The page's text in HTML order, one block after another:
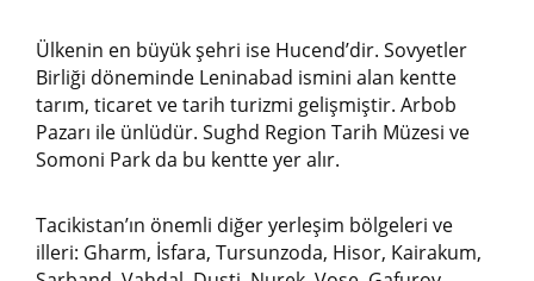
Ülkenin en büyük şehri ise Hucend’dir. Sovyetler
Birliği döneminde Leninabad ismini alan kentte
tarım, ticaret ve tarih turizmi gelişmiştir. Arbob
Pazarı ile ünlüdür. Sughd Region Tarih Müzesi ve
Somoni Park da bu kentte yer alır.
Tacikistan’ın önemli diğer yerleşim bölgeleri ve
illeri: Gharm, İsfara, Tursunzoda, Hisor, Kairakum,